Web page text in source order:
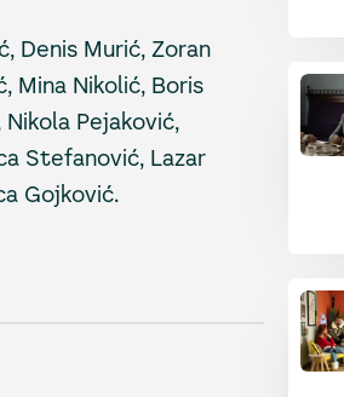
Denis Murić, Zoran
Mina Nikolić, Boris
Pejaković,
Stefanović, Lazar
Gojković.